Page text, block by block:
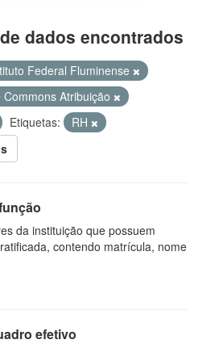
dados encontrados
Federal Fluminense
Commons Atribuição
Etiquetas:
RH
da instituição que possuem
contendo matrícula, nome
efetivo